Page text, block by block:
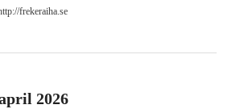
frekeraiha.se
2026